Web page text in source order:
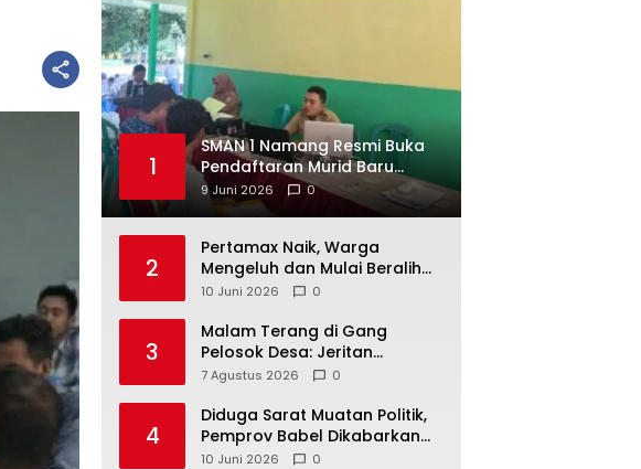
1
SMAN 1 Namang Resmi Buka
Pendaftaran Murid Baru
2026/2027
9 Juni 2026 0
2
‎Pertamax Naik, Warga
Mengeluh dan Mulai Beralih
ke Pertalite Meski Harus Antre
10 Juni 2026 0
3
Malam Terang di Gang
Pelosok Desa: Jeritan
Harapan Ketua APDESI
Babel
7 Agustus 2026 0
4
‎Diduga Sarat Muatan Politik,
Pemprov Babel Dikabarkan
Lakukan Rotasi Besar-
10 Juni 2026 0